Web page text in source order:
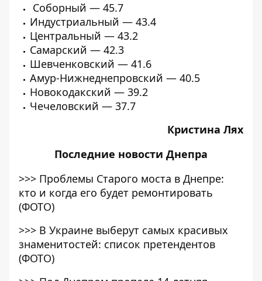
Соборный — 45.7
Индустриальный — 43.4
Центральный — 43.2
Самарский — 42.3
Шевченковский — 41.6
Амур-Нижнеднепровский — 40.5
Новокодакский — 39.2
Чечеловский — 37.7
Кристина Лях
Последние новости Днепра
>>> Проблемы Старого моста в Днепре:
кто и когда его будет ремонтировать
(ФОТО)
>>> В Украине выберут самых красивых
знаменитостей: список претендентов
(ФОТО)